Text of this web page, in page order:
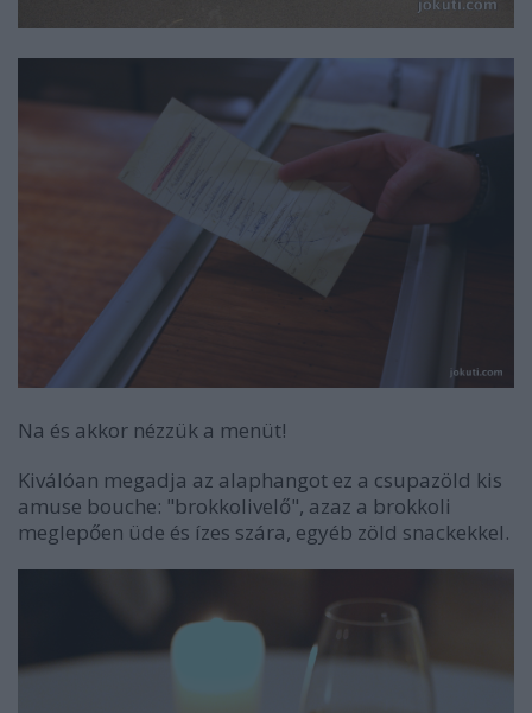
Na és akkor nézzük a menüt!
Kiválóan megadja az alaphangot ez a csupazöld kis
amuse bouche: "brokkolivelő", azaz a brokkoli
meglepően üde és ízes szára, egyéb zöld snackekkel.